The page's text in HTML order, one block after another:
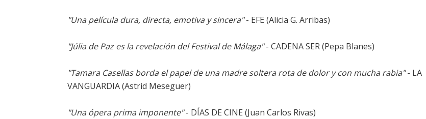
"Una película dura, directa, emotiva y sincera"- EFE (Alicia G. Arribas)
"Júlia de Paz es la revelación del Festival de Málaga"- CADENA SER (Pepa Blanes)
"Tamara Casellas borda el papel de una madre soltera rota de dolor y con mucha rabia"- LA
VANGUARDIA (Astrid Meseguer)
"Una ópera prima imponente"- DÍAS DE CINE (Juan Carlos Rivas)